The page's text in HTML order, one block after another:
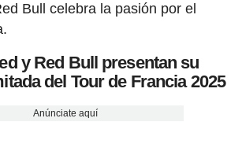
Bull celebra la pasión por el
y Red Bull presentan su
del Tour de Francia 2025
Anúnciate aquí